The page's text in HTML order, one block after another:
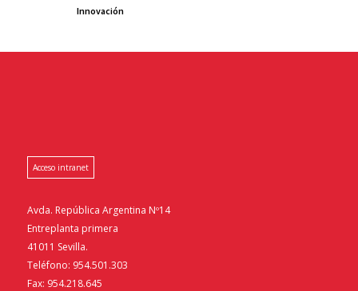
Innovación
Acceso intranet
Avda. República Argentina Nº14
Entreplanta primera
41011 Sevilla.
Teléfono: 954.501.303
Fax: 954.218.645